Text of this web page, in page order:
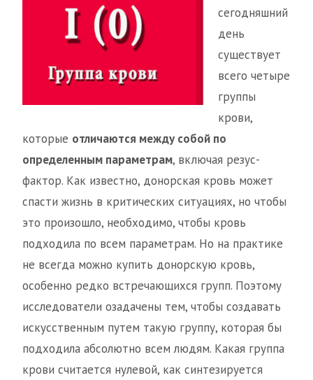
сегодняшний
день
существует
всего четыре
группы
крови,
которые отличаются между собой по
определенным параметрам, включая резус-
фактор. Как известно, донорская кровь может
спасти жизнь в критических ситуациях, но чтобы
это произошло, необходимо, чтобы кровь
подходила по всем параметрам. Но на практике
не всегда можно купить донорскую кровь,
особенно редко встречающихся групп. Поэтому
исследователи озадачены тем, чтобы создавать
искусственным путем такую группу, которая бы
подходила абсолютно всем людям. Какая группа
крови считается нулевой, как синтезируется